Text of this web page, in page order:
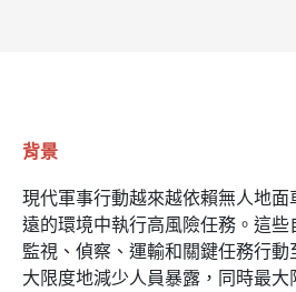
背景
現代軍事行動越來越依賴無人地面
遠的環境中執行高風險任務。這
監視、偵察、運輸和關鍵任務行
大限度地減少人員暴露，同時最大